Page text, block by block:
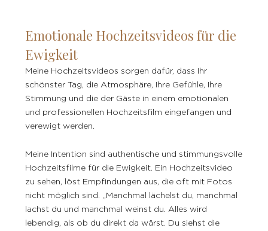
Emotionale Hochzeitsvideos für die
Ewigkeit
Meine Hochzeitsvideos sorgen dafür, dass Ihr
schönster Tag, die Atmosphäre, Ihre Gefühle, Ihre
Stimmung und die der Gäste in einem emotionalen
und professionellen Hochzeitsfilm eingefangen und
verewigt werden.
Meine Intention sind authentische und stimmungsvolle
Hochzeitsfilme für die Ewigkeit. Ein Hochzeitsvideo
zu sehen, löst Empfindungen aus, die oft mit Fotos
nicht möglich sind. „Manchmal lächelst du, manchmal
lachst du und manchmal weinst du. Alles wird
lebendig, als ob du direkt da wärst. Du siehst die